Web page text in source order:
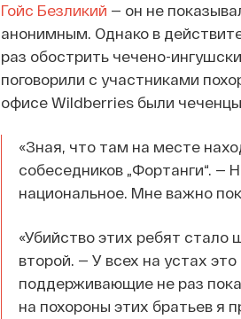
Гойс Безликий — он не
анонимным. Однако в
раз обострить чечено-
поговорили с участниками
офисе Wildberries были
«Зная, что там на месте
собеседников „Фортанги“.
национальное. Мне важно
«Убийство этих ребят стало
второй. — У всех на устах
поддерживающие не раз
на похороны этих братьев я